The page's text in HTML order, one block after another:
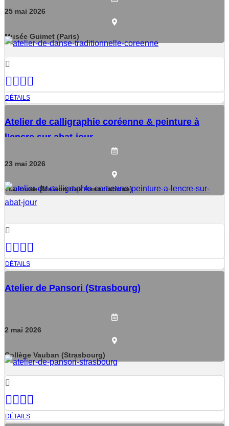
25 mai 2026
Musée Guimet (Paris)
DÉTAILS
Atelier de calligraphie coréenne & peinture à
l’encre sur abat-jour
23 mai 2026
Toulouse (Maison des Associations)
DÉTAILS
Atelier de Pansori (Strasbourg)
2 mai 2026
Collège Vauban (Strasbourg)
DÉTAILS